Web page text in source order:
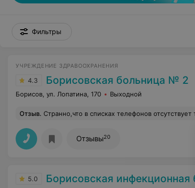
Фильтры
УЧРЕЖДЕНИЕ ЗДРАВООХРАНЕНИЯ
4.3 Борисовская больница № 2
Борисов, ул. Лопатина, 170 Выходной
Отзыв. Странно,что в списках телефонов отсутствует
Отзывы20
5.0 Борисовская инфекционная